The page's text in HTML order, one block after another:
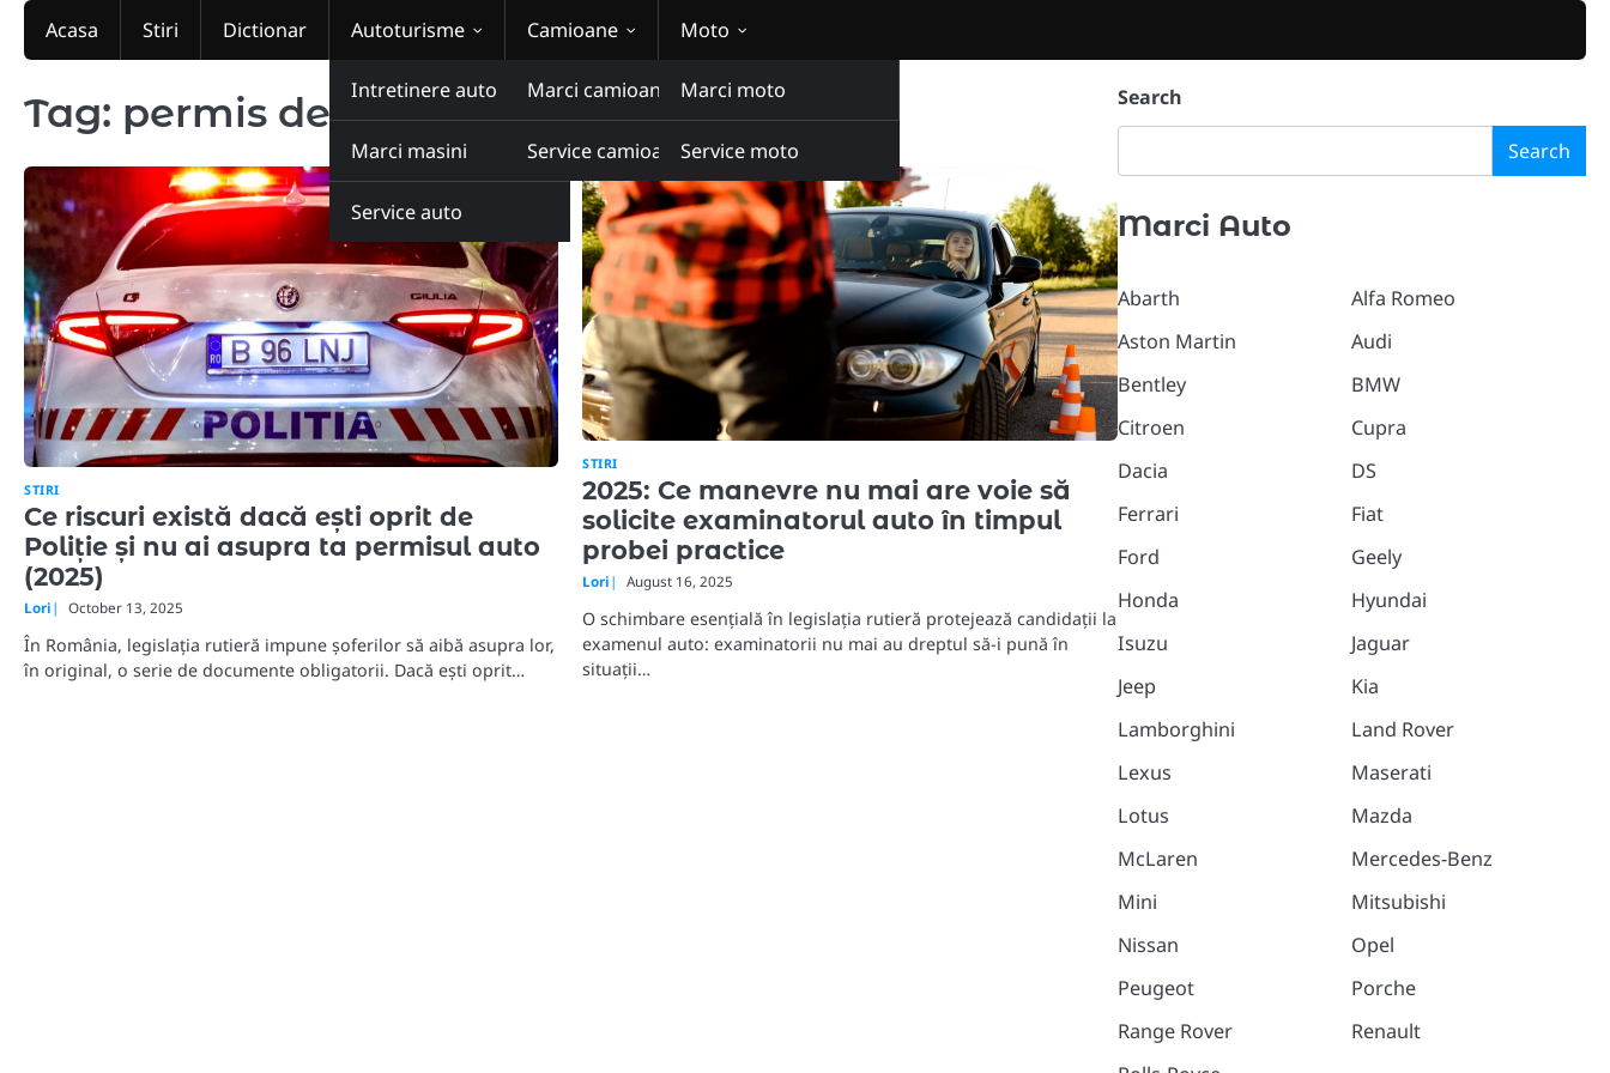
Skip
Acasa Stiri Dictionar Autoturisme
Intretinere auto
Marci masini
Service auto
Camioane
Marci camioane
Service camioane
Moto
Marci moto
Service moto
Tag: permis de conducere
STIRI
Ce riscuri există dacă ești oprit de
Poliție și nu ai asupra ta permisul auto
(2025)
Lori October 13, 2025
În România, legislația rutieră impune șoferilor să aibă asupra lor,
în original, o serie de documente obligatorii. Dacă ești oprit…
STIRI
2025: Ce manevre nu mai are voie să
solicite examinatorul auto în timpul
probei practice
Lori August 16, 2025
O schimbare esențială în legislația rutieră protejează candidații la
examenul auto: examinatorii nu mai au dreptul să-i pună în
situații…
Search
Search
Marci Auto
Abarth
Aston Martin
Bentley
Citroen
Dacia
Ferrari
Ford
Honda
Isuzu
Jeep
Lamborghini
Lexus
Lotus
McLaren
Mini
Nissan
Peugeot
Range Rover
Alfa Romeo
Audi
BMW
Cupra
DS
Fiat
Geely
Hyundai
Jaguar
Kia
Land Rover
Maserati
Mazda
Mercedes-Benz
Mitsubishi
Opel
Porche
Renault